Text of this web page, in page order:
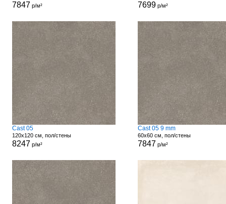
7847 р/м² 7699р/м²
Cast 05
120x120 см, пол/стены
8247 р/м²
Cast 05 9 mm
60x60 см, пол/стены
7847 р/м²